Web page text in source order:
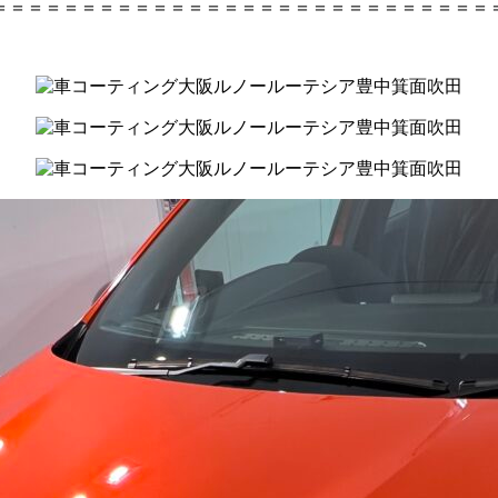
＝＝＝＝＝＝＝＝＝＝＝＝＝＝＝＝＝＝＝＝＝＝＝＝＝＝＝